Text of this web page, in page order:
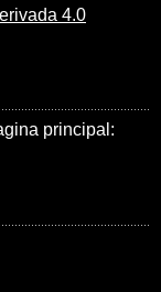
4.0
principal: